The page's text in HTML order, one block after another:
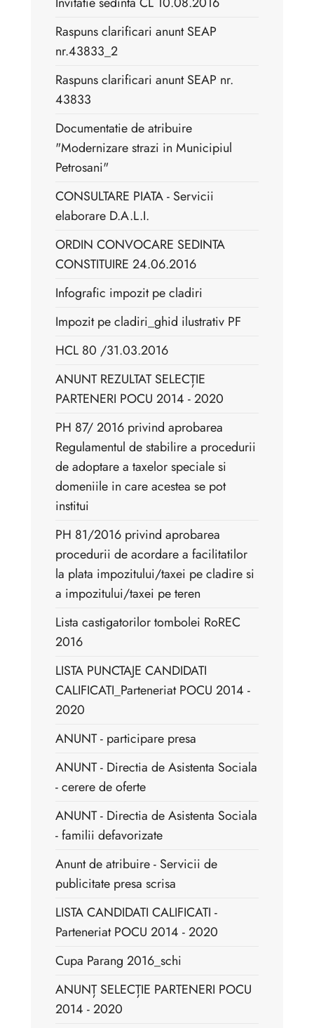
Raspuns clarificari anunt SEAP
nr.43833_2
Raspuns clarificari anunt SEAP nr.
43833
Documentatie de atribuire
"Modernizare strazi in Municipiul
Petrosani"
CONSULTARE PIATA - Servicii
elaborare D.A.L.I.
ORDIN CONVOCARE SEDINTA
CONSTITUIRE 24.06.2016
Infografic impozit pe cladiri
Impozit pe cladiri_ghid ilustrativ PF
HCL 80 /31.03.2016
ANUNT REZULTAT SELECȚIE
PARTENERI POCU 2014 - 2020
PH 87/ 2016 privind aprobarea
Regulamentul de stabilire a procedurii
de adoptare a taxelor speciale si
domeniile in care acestea se pot
institui
PH 81/2016 privind aprobarea
procedurii de acordare a facilitatilor
la plata impozitului/taxei pe cladire si
a impozitului/taxei pe teren
Lista castigatorilor tombolei RoREC
2016
LISTA PUNCTAJE CANDIDATI
CALIFICATI_Parteneriat POCU 2014 -
2020
ANUNT - participare presa
ANUNT - Directia de Asistenta Sociala
- cerere de oferte
ANUNT - Directia de Asistenta Sociala
- familii defavorizate
Anunt de atribuire - Servicii de
publicitate presa scrisa
LISTA CANDIDATI CALIFICATI -
Parteneriat POCU 2014 - 2020
Cupa Parang 2016_schi
ANUNȚ SELECȚIE PARTENERI POCU
2014 - 2020